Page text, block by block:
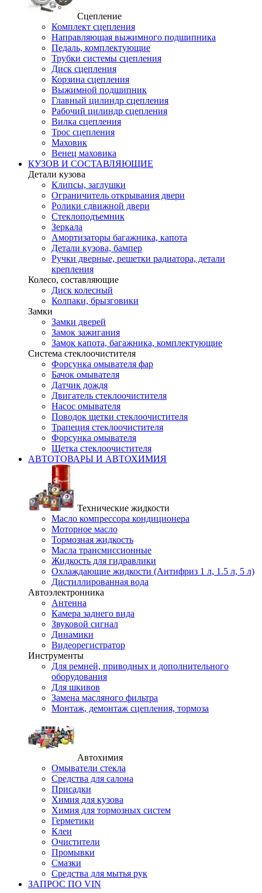
Сцепление
Комплект сцепления
Направляющая выжимного подшипника
Педаль, комплектующие
Трубки системы сцепления
Диск сцепления
Корзина сцепления
Выжимной подшипник
Главный цилиндр сцепления
Рабочий цилиндр сцепления
Вилка сцепления
Трос сцепления
Маховик
Венец маховика
КУЗОВ И СОСТАВЛЯЮЩИЕ
Детали кузова
Клипсы, заглушки
Ограничитель открывания двери
Ролики сдвижной двери
Стеклоподъемник
Зеркала
Амортизаторы багажника, капота
Детали кузова, бампер
Ручки дверные, решетки радиатора, детали
крепления
Колесо, составляющие
Диск колесный
Колпаки, брызговики
Замки
Замки дверей
Замок зажигания
Замок капота, багажника, комплектующие
Система стеклоочистителя
Форсунка омывателя фар
Бачок омывателя
Датчик дождя
Двигатель стеклоочистителя
Насос омывателя
Поводок щетки стеклоочистителя
Трапеция стеклоочистителя
Форсунка омывателя
Щетка стеклоочистителя
АВТОТОВАРЫ И АВТОХИМИЯ
Технические жидкости
Масло компрессора кондиционера
Моторное масло
Тормозная жидкость
Масла трансмиссионные
Жидкость для гидравлики
Охлаждающие жидкости (Антифриз 1 л, 1.5 л, 5 л)
Дистиллированная вода
Автоэлектронника
Антенна
Камера заднего вида
Звуковой сигнал
Динамики
Видеорегистратор
Инструменты
Для ремней, приводных и дополнительного
оборудования
Для шкивов
Замена масляного фильтра
Монтаж, демонтаж сцепления, тормоза
Автохимия
Омыватели стекла
Средства для салона
Присадки
Химия для кузова
Химия для тормозных систем
Герметики
Клеи
Очистители
Промывки
Смазки
Средства для мытья рук
ЗАПРОС ПО VIN